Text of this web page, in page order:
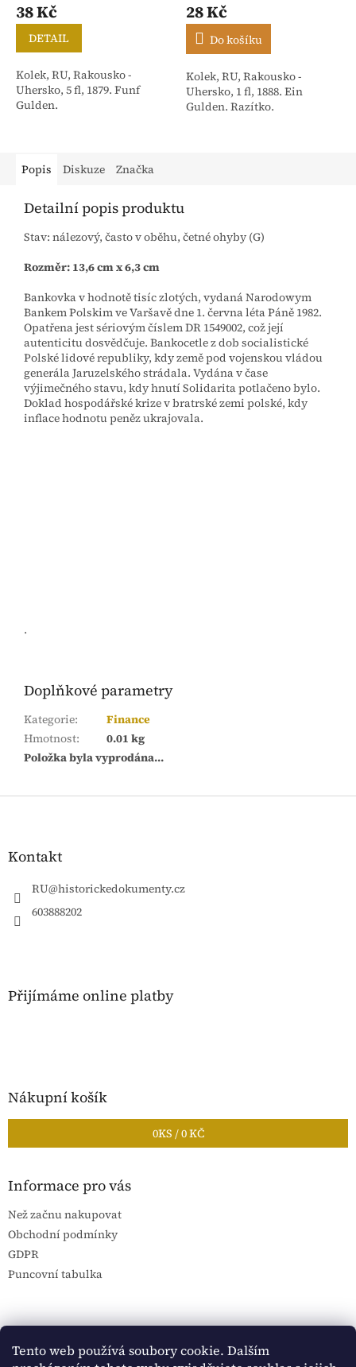
Tento web používá soubory cookie. Dalším
38 Kč
DETAIL
Kolek, RU, Rakousko -
Uhersko, 5 fl, 1879. Funf
Gulden.
28 Kč
Do košíku
Kolek, RU, Rakousko -
Uhersko, 1 fl, 1888. Ein
Gulden. Razítko.
Popis Diskuze Značka
Detailní popis produktu
Stav: nálezový, často v oběhu, četné ohyby (G)
Rozměr: 13,6 cm x 6,3 cm
Bankovka v hodnotě tisíc zlotých, vydaná Narodowym
Bankem Polskim ve Varšavě dne 1. června léta Páně 1982.
Opatřena jest sériovým číslem DR 1549002, což její
autenticitu dosvědčuje. Bankocetle z dob socialistické
Polské lidové republiky, kdy země pod vojenskou vládou
generála Jaruzelského strádala. Vydána v čase
výjimečného stavu, kdy hnutí Solidarita potlačeno bylo.
Doklad hospodářské krize v bratrské zemi polské, kdy
inflace hodnotu peněz ukrajovala.
.
Doplňkové parametry
Kategorie:
Finance
Hmotnost:
0.01 kg
Položka byla vyprodána…
Z
Kontakt
RU@historickedokumenty.cz
603888202
Přijímáme online platby
Nákupní košík
0KS /0 KČ
Informace pro vás
Než začnu nakupovat
Obchodní podmínky
GDPR
Puncovní tabulka